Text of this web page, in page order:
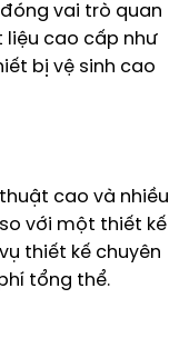
vai trò quan
liệu cao cấp như
bị vệ sinh cao
cao và nhiều
với một thiết kế
thiết kế chuyên
tổng thể.